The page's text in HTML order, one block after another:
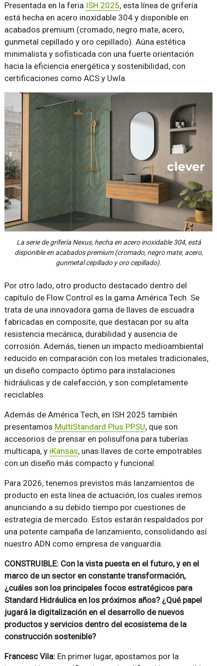
Presentada en la feria ISH 2025, esta línea de grifería
está hecha en acero inoxidable 304 y disponible en
acabados premium (cromado, negro mate, acero,
gunmetal cepillado y oro cepillado). Aúna estética
minimalista y sofisticada con una fuerte orientación
hacia la eficiencia energética y sostenibilidad, con
certificaciones como ACS y Uwla.
La serie de grifería Nexus, hecha en acero inoxidable 304, está
disponible en acabados premium (cromado, negro mate, acero,
gunmetal cepillado y oro cepillado).
Por otro lado, otro producto destacado dentro del
capítulo de Flow Control es la gama América Tech. Se
trata de una innovadora gama de llaves de escuadra
fabricadas en composite, que destacan por su alta
resistencia mecánica, durabilidad y ausencia de
corrosión. Además, tienen un impacto medioambiental
reducido en comparación con los metales tradicionales,
un diseño compacto óptimo para instalaciones
hidráulicas y de calefacción, y son completamente
reciclables.
Además de América Tech, en ISH 2025 también
presentamos MultiStandard Plus PPSU, que son
accesorios de prensar en polisulfona para tuberías
multicapa, y iKansas, unas llaves de corte empotrables
con un diseño más compacto y funcional.
Para 2026, tenemos previstos más lanzamientos de
producto en esta línea de actuación, los cuales iremos
anunciando a su debido tiempo por cuestiones de
estrategia de mercado. Estos estarán respaldados por
una potente campaña de lanzamiento, consolidando así
nuestro ADN como empresa de vanguardia.
CONSTRUIBLE: Con la vista puesta en el futuro, y en el
marco de un sector en constante transformación,
¿cuáles son los principales focos estratégicos para
Standard Hidráulica en los próximos años? ¿Qué papel
jugará la digitalización en el desarrollo de nuevos
productos y servicios dentro del ecosistema de la
construcción sostenible?
Francesc Vila: En primer lugar, apostamos por la